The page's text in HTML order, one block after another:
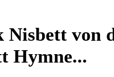
Nisbett von
Hymne...